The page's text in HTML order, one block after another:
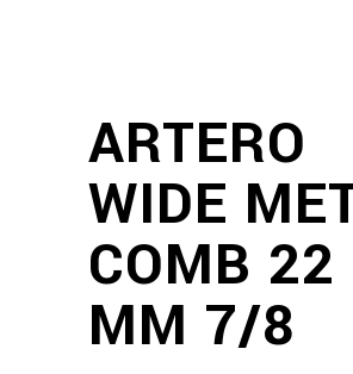
ARTERO
WIDE
COMB 22
MM 7/8